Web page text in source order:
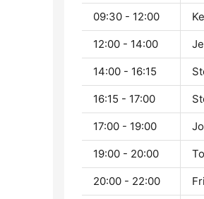
09:30 - 12:00
12:00 - 14:00
14:00 - 16:15
16:15 - 17:00
17:00 - 19:00
19:00 - 20:00
20:00 - 22:00